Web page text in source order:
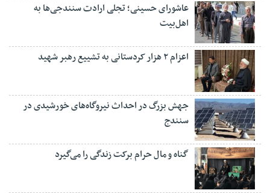
عاشورای حسینی؛ تجلی ارادت سنندجی‌ها به
اهل‌بیت
اعزام ۲ هزار کردستانی به تشییع رهبر شهید
جهش بزرگ در احداث نیروگاه‌های خورشیدی در
سنندج
گناه و مال حرام برکت زندگی را می‌گیرد